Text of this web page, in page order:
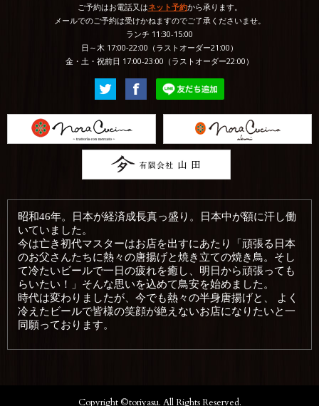
ご予約はお電話又はネット予約から承ります。
メールでのご予約は受けかねますのでご了承くださいませ。
ランチ 11:30-15:00
日～木 17:00-22:00（ラストオーダー21:00）
金・土・祝前日 17:00-23:00（ラストオーダー22:00）
昭和46年。日本が経済成長真っ盛り。日本中が額に汗し働
いていました。
今は亡き初代マスターはお店を出すにあたり「頑張る日本
のお父さんたちに熱々の唐揚げと焼き立ての焼き鳥。そし
て冷たいビールで一日の疲れを癒し、明日から頑張っても
らいたい！」そんな思いを込めて鳥安を始めました。
時代は変わりましたが、今でも熱々の半身唐揚げと、 よく
冷えたビールで皆様の笑顔が絶えないお店になりたいと一
同願っております。
Copyright ©toriyasu. All Rights Reserved.